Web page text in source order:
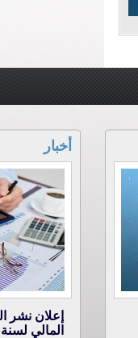
أخبار
إعلان نشر
المالي لسنة 2023